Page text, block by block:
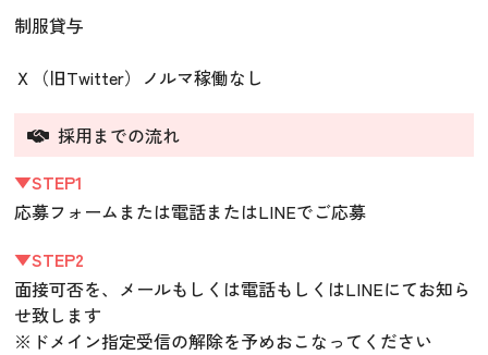
制服貸与
Ｘ（旧Twitter）ノルマ稼働なし
採用までの流れ
▼STEP1
応募フォームまたは電話またはLINEでご応募
▼STEP2
面接可否を、メールもしくは電話もしくはLINEにてお知ら
せ致します
※ドメイン指定受信の解除を予めおこなってください